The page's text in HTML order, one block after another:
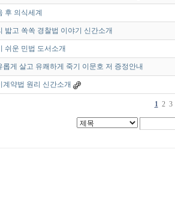
후 의식세계
밟고 쏙쏙 경찰법 이야기 신간소개
쉬운 민법 도서소개
롭게 살고 유쾌하게 죽기 이문호 저 증정안내
계약법 원리 신간소개
1 2 3